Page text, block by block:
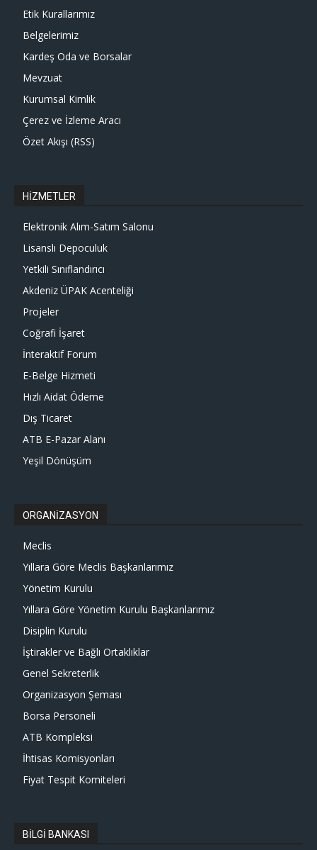
Etik Kurallarımız
Belgelerimiz
Kardeş Oda ve Borsalar
Mevzuat
Kurumsal Kimlik
Çerez ve İzleme Aracı
Özet Akışı (RSS)
HİZMETLER
Elektronik Alım-Satım Salonu
Lisanslı Depoculuk
Yetkili Sınıflandırıcı
Akdeniz ÜPAK Acenteliği
Projeler
Coğrafi İşaret
İnteraktif Forum
E-Belge Hizmeti
Hızlı Aidat Ödeme
Dış Ticaret
ATB E-Pazar Alanı
Yeşil Dönüşüm
ORGANİZASYON
Meclis
Yıllara Göre Meclis Başkanlarımız
Yönetim Kurulu
Yıllara Göre Yönetim Kurulu Başkanlarımız
Disiplin Kurulu
İştirakler ve Bağlı Ortaklıklar
Genel Sekreterlik
Organizasyon Şeması
Borsa Personeli
ATB Kompleksi
İhtisas Komisyonları
Fiyat Tespit Komiteleri
BİLGİ BANKASI